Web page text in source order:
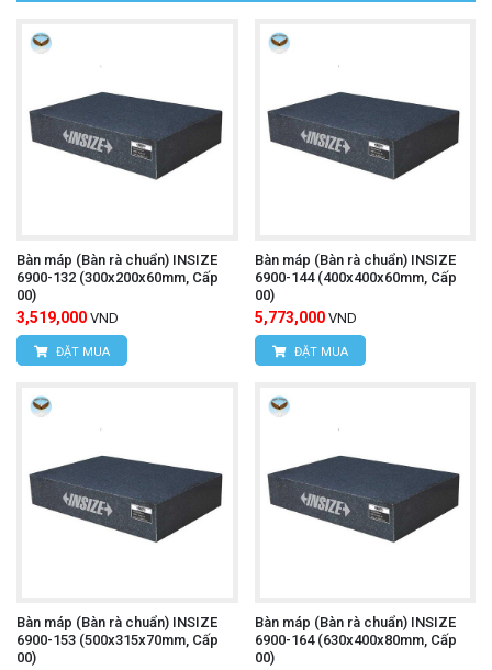
Bàn máp (Bàn rà chuẩn) INSIZE
6900-132 (300x200x60mm, Cấp
00)
3,519,000 VND
ĐẶT MUA
Bàn máp (Bàn rà chuẩn) INSIZE
6900-144 (400x400x60mm, Cấp
00)
5,773,000 VND
ĐẶT MUA
Bàn máp (Bàn rà chuẩn) INSIZE
6900-153 (500x315x70mm, Cấp
00)
Bàn máp (Bàn rà chuẩn) INSIZE
6900-164 (630x400x80mm, Cấp
00)